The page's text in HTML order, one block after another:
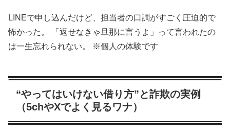
LINEで申し込んだけど、担当者の口調がすごく圧迫的で
怖かった。 「返せなきゃ旦那に言うよ」って言われたの
は一生忘れられない。 ※個人の体験です
“やってはいけない借り方”と詐欺の実例
（5chやXでよく見るワナ）